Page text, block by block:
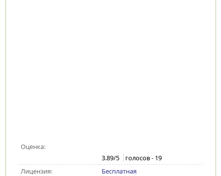
Оценка:
3.89/5 голосов - 19
Лицензия:
Бесплатная